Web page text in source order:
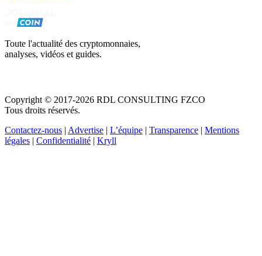
Toute l'actualité des cryptomonnaies,
analyses, vidéos et guides.
Copyright © 2017-2026 RDL CONSULTING FZCO
Tous droits réservés.
Contactez-nous | Advertise | L’équipe | Transparence | Mentions
légales | Confidentialité | Kryll